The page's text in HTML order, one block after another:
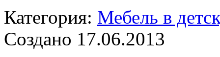
Категория: Мебель в
Создано 17.06.2013